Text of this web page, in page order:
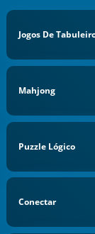
Jogos De
Mahjong
Puzzle Lógico
Conectar